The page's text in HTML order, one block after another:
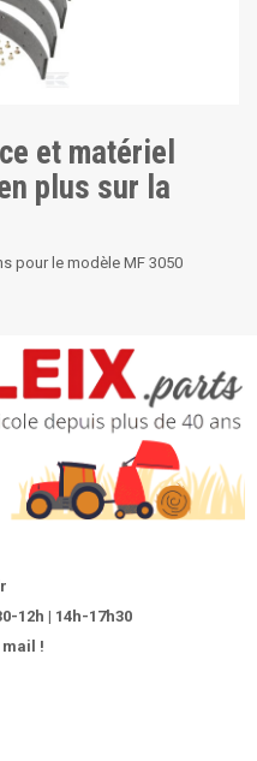
et matériel
plus sur la
pour le modèle MF 3050
12h | 14h-17h30
!